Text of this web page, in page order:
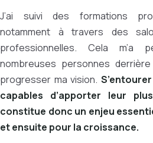
J’ai suivi des formations
notamment à travers des
professionnelles. Cela m’a
nombreuses personnes
progresser ma vision.
capables d’apporter leur
constitue donc un enjeu
et ensuite pour la croissance.